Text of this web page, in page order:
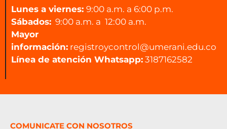
Lunes a viernes: 9:00 a.m. a 6:00 p.m.
Sábados: 9:00 a.m. a 12:00 a.m.
Mayor
información: registroycontrol@umerani.edu.co
Línea de atención Whatsapp: 3187162582
COMUNICATE CON NOSOTROS